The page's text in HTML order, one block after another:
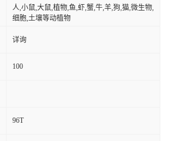
人,小鼠,大鼠,植物,鱼,虾,蟹,牛,羊,狗,猫,微生物,
细胞,土壤等动植物
详询
100
96T